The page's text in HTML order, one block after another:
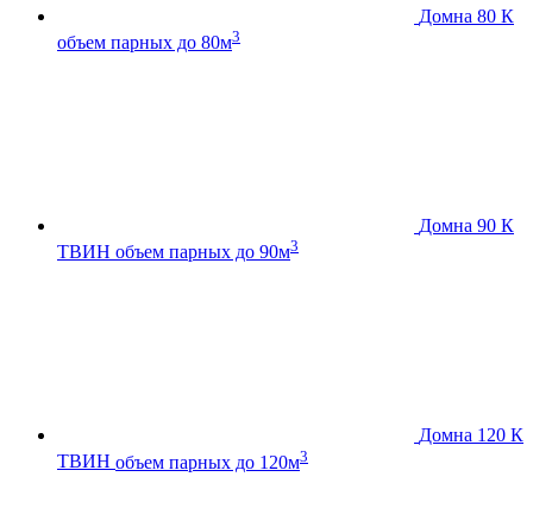
Домна 80 К
объем парных до 80м3
Домна 90 К
ТВИН объем парных до 90м3
Домна 120 К
ТВИН объем парных до 120м3